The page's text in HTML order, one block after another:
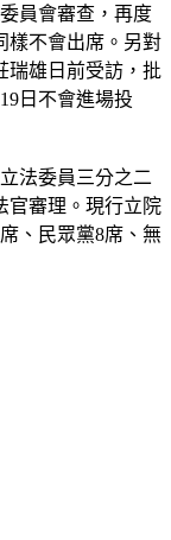
不會出席。另對
瑞雄日前受訪，批
日不會進場投
審理。現行立院
、民眾黨8席、無